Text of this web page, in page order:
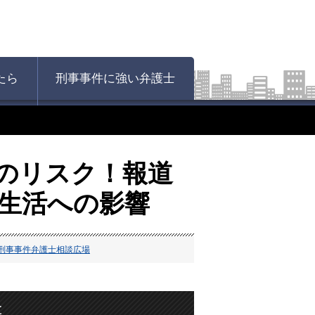
ら 刑事事件に強い弁護士
リスク！報道
活への影響
事事件弁護士相談広場